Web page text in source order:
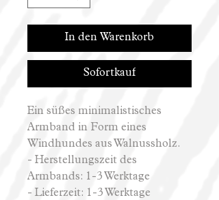
In den Warenkorb
Sofortkauf
Ein süßes minimalistisches
Armband in Form eines
Windhundes aus Walnussholz.
- Herstellungszeit des
Armbands: 1-3 Werktage
- Lieferzeit: 1-3 Werktage